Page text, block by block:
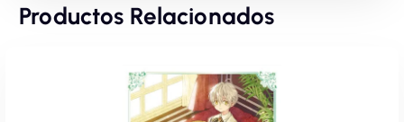
Productos Relacionados